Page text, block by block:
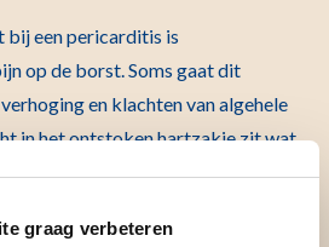
graag verbeteren
een pericarditis is
op de borst. Soms gaat dit
en klachten van algehele
in het ontstoken hartzakje zit wat
belemmert, kunt u klachten